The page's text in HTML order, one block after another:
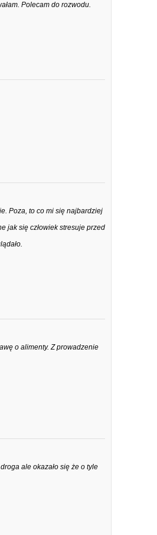
Polecam do rozwodu.
Poza, to co mi się najbardziej
jak się człowiek stresuje przed
o alimenty. Z prowadzenie
ale okazało się że o tyle